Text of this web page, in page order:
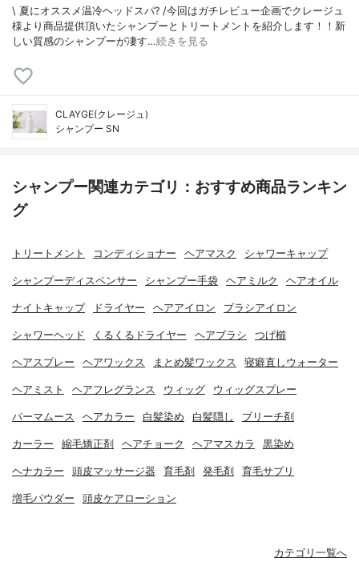
\ 夏にオススメ温冷ヘッドスパ? /今回はガチレビュー企画でクレージュ
様より商品提供頂いたシャンプーとトリートメントを紹介します！！新
しい質感のシャンプーが凄す…続きを見る
CLAYGE(クレージュ)
シャンプー SN
シャンプー関連カテゴリ：おすすめ商品ランキン
グ
トリートメント コンディショナー ヘアマスク シャワーキャップ
シャンプーディスペンサー シャンプー手袋 ヘアミルク ヘアオイル
ナイトキャップ ドライヤー ヘアアイロン ブラシアイロン
シャワーヘッド くるくるドライヤー ヘアブラシ つげ櫛
ヘアスプレー ヘアワックス まとめ髪ワックス 寝癖直しウォーター
ヘアミスト ヘアフレグランス ウィッグ ウィッグスプレー
パーマムース ヘアカラー 白髪染め 白髪隠し ブリーチ剤
カーラー 縮毛矯正剤 ヘアチョーク ヘアマスカラ 黒染め
ヘナカラー 頭皮マッサージ器 育毛剤 発毛剤 育毛サプリ
増毛パウダー 頭皮ケアローション
カテゴリ一覧へ